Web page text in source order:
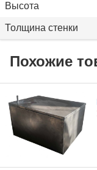
Высота
Толщина стенки
Похожие